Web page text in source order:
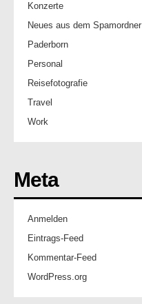
Konzerte
Neues aus dem Spamordner
Paderborn
Personal
Reisefotografie
Travel
Work
Meta
Anmelden
Eintrags-Feed
Kommentar-Feed
WordPress.org